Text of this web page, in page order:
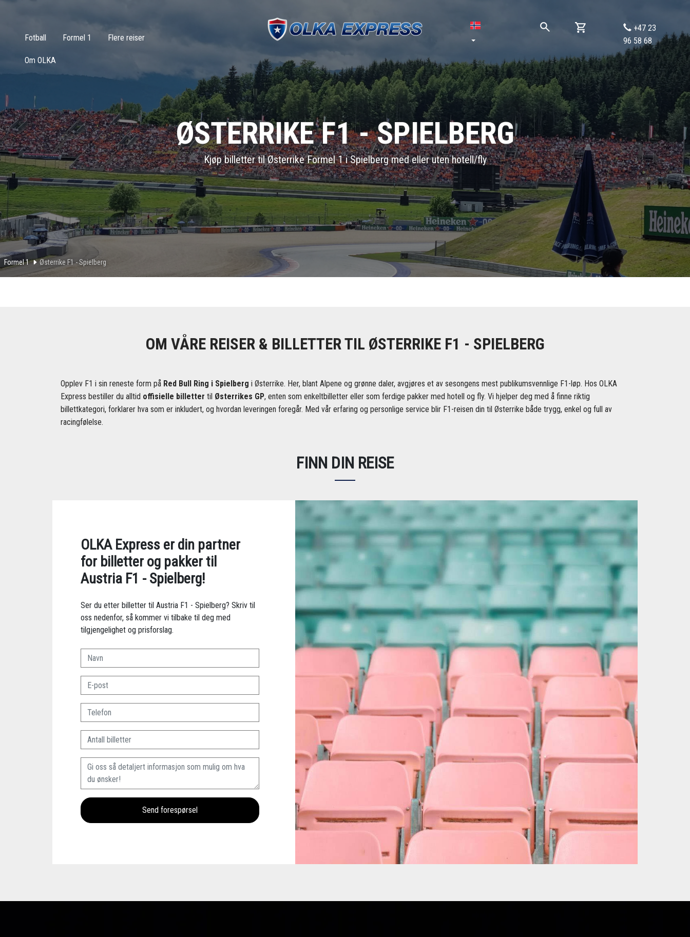
+47 23
96 58 68
Fotball Formel 1 Flere reiser
Om OLKA
ØSTERRIKE F1 - SPIELBERG
Kjøp billetter til Østerrike Formel 1 i Spielberg med eller uten hotell/fly
Formel 1 Østerrike F1 - Spielberg
OM VÅRE REISER & BILLETTER TIL ØSTERRIKE F1 - SPIELBERG
Opplev F1 i sin reneste form på Red Bull Ring i Spielberg i Østerrike. Her, blant Alpene og grønne daler, avgjøres et av sesongens mest publikumsvennlige F1-løp. Hos OLKA
Express bestiller du alltid offisielle billetter til Østerrikes GP, enten som enkeltbilletter eller som ferdige pakker med hotell og fly. Vi hjelper deg med å finne riktig
billettkategori, forklarer hva som er inkludert, og hvordan leveringen foregår. Med vår erfaring og personlige service blir F1-reisen din til Østerrike både trygg, enkel og full av
racingfølelse.